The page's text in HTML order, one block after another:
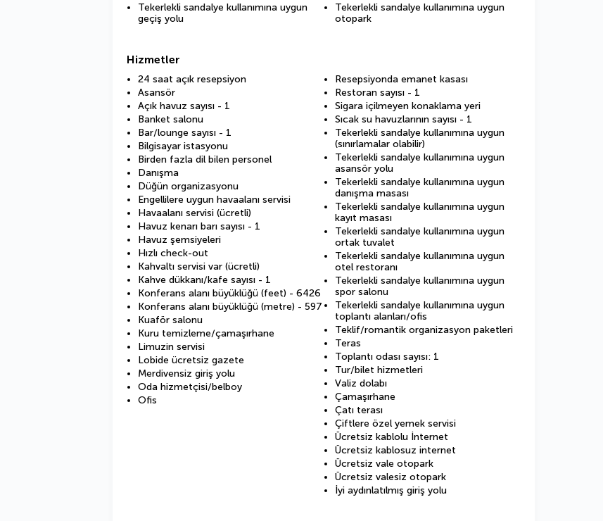
Tekerlekli sandalye kullanımına uygun
geçiş yolu
Tekerlekli sandalye kullanımına uygun
otopark
Hizmetler
24 saat açık resepsiyon
Asansör
Açık havuz sayısı - 1
Banket salonu
Bar/lounge sayısı - 1
Bilgisayar istasyonu
Birden fazla dil bilen personel
Danışma
Düğün organizasyonu
Engellilere uygun havaalanı servisi
Havaalanı servisi (ücretli)
Havuz kenarı barı sayısı - 1
Havuz şemsiyeleri
Hızlı check-out
Kahvaltı servisi var (ücretli)
Kahve dükkanı/kafe sayısı - 1
Konferans alanı büyüklüğü (feet) - 6426
Konferans alanı büyüklüğü (metre) - 597
Kuaför salonu
Kuru temizleme/çamaşırhane
Limuzin servisi
Lobide ücretsiz gazete
Merdivensiz giriş yolu
Oda hizmetçisi/belboy
Ofis
Resepsiyonda emanet kasası
Restoran sayısı - 1
Sigara içilmeyen konaklama yeri
Sıcak su havuzlarının sayısı - 1
Tekerlekli sandalye kullanımına uygun
(sınırlamalar olabilir)
Tekerlekli sandalye kullanımına uygun
asansör yolu
Tekerlekli sandalye kullanımına uygun
danışma masası
Tekerlekli sandalye kullanımına uygun
kayıt masası
Tekerlekli sandalye kullanımına uygun
ortak tuvalet
Tekerlekli sandalye kullanımına uygun
otel restoranı
Tekerlekli sandalye kullanımına uygun
spor salonu
Tekerlekli sandalye kullanımına uygun
toplantı alanları/ofis
Teklif/romantik organizasyon paketleri
Teras
Toplantı odası sayısı: 1
Tur/bilet hizmetleri
Valiz dolabı
Çamaşırhane
Çatı terası
Çiftlere özel yemek servisi
Ücretsiz kablolu İnternet
Ücretsiz kablosuz internet
Ücretsiz vale otopark
Ücretsiz valesiz otopark
İyi aydınlatılmış giriş yolu